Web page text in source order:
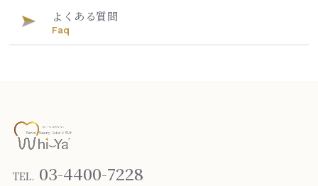
よくある質問
Faq
TEL. 03-4400-7228